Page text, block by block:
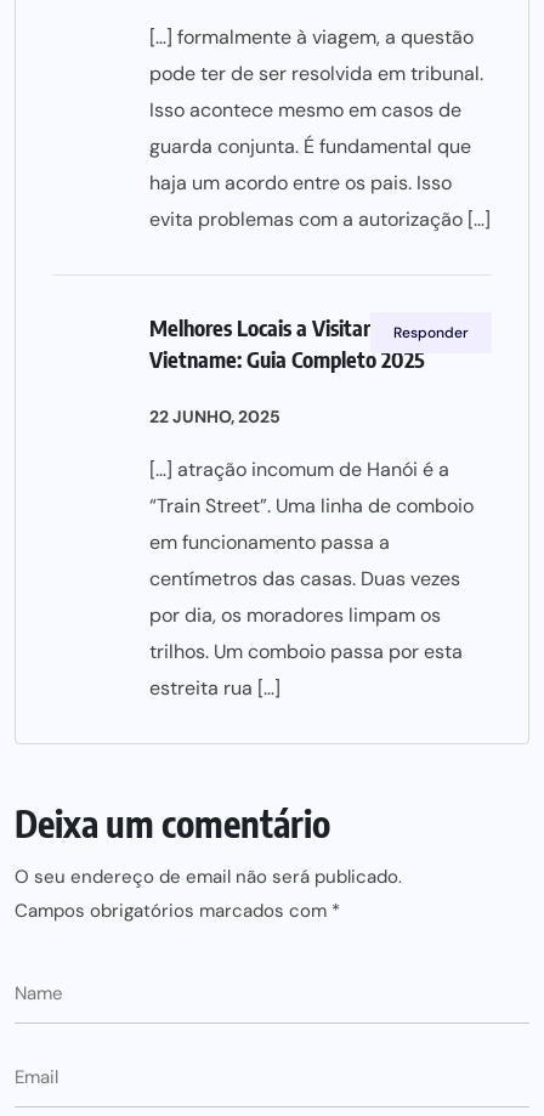
[…] formalmente à viagem, a questão
pode ter de ser resolvida em tribunal.
Isso acontece mesmo em casos de
guarda conjunta. É fundamental que
haja um acordo entre os pais. Isso
evita problemas com a autorização […]
Melhores Locais a Visitar no
Vietname: Guia Completo 2025
22 JUNHO, 2025
[…] atração incomum de Hanói é a
“Train Street”. Uma linha de comboio
em funcionamento passa a
centímetros das casas. Duas vezes
por dia, os moradores limpam os
trilhos. Um comboio passa por esta
estreita rua […]
Responder
Deixa um comentário
O seu endereço de email não será publicado.
Campos obrigatórios marcados com *